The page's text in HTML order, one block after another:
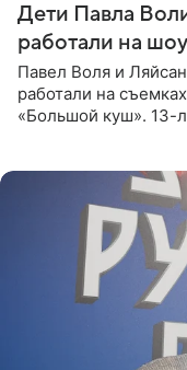
Дети Павла
работали на
Павел Воля и
работали на
«Большой куш». 13-